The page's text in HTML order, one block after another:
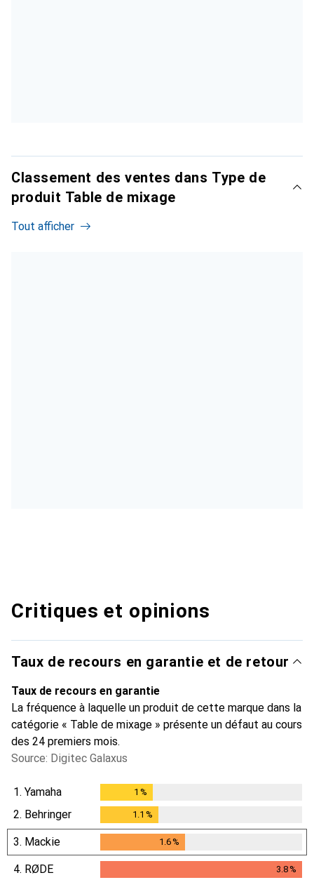
Classement des ventes dans Type de
produit Table de mixage
Tout afficher
Critiques et opinions
Taux de recours en garantie et de retour
Taux de recours en garantie
La fréquence à laquelle un produit de cette marque dans la
catégorie « Table de mixage » présente un défaut au cours
des 24 premiers mois.
Source: Digitec Galaxus
1. Yamaha 1 %
2. Behringer 1.1 %
3. Mackie 1.6%
4. RØDE 3.8%